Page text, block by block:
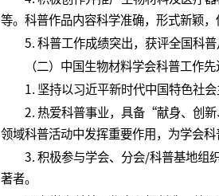
等。科普作品内容科学准确，形式新颖，
5. 科普工作成绩突出，获评全国科
（二）中国生物材料学会科普工作
1. 坚持以习近平新时代中国特色社
2. 热爱科普事业，具备“献身、创
领域科普活动中发挥重要作用，为学会科
3. 积极参与学会、分会/科普基地组
著者。